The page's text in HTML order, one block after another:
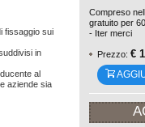
fissaggio sui
in
al
aziende sia
Compreso
gratuito per
- Iter merci
Prezzo: €